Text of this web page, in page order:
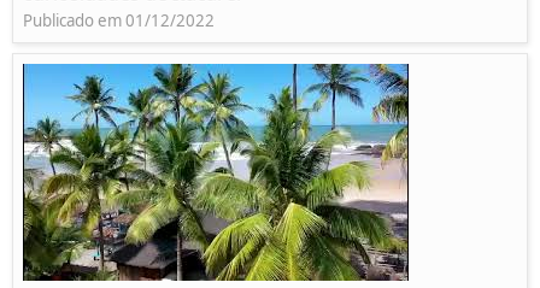
Publicado em 01/12/2022